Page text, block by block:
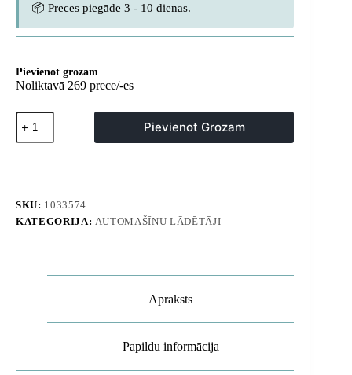
📦 Preces piegāde 3 - 10 dienas.
Pievienot grozam
Noliktavā 269 prece/-es
Gravity
automašīnas
turētājs
induktīvu
un
piesūcekni
daudzums
Pievienot Grozam
SKU: 1033574
KATEGORIJA: AUTOMAŠĪNU LĀDĒTĀJI
Apraksts
Papildu informācija